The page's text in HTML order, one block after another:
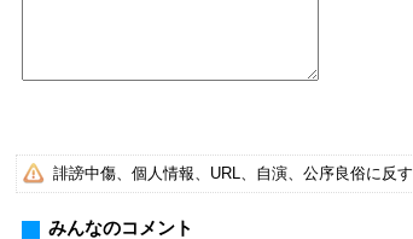
誹謗中傷、個人情報、URL、自演、公序良俗に反
みんなのコメント